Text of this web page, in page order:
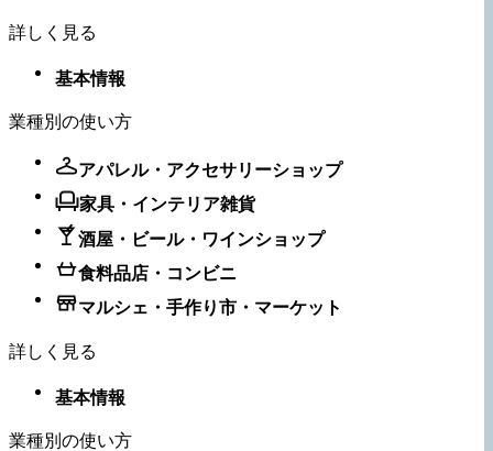
詳しく見る
基本情報
業種別の使い方
アパレル・アクセサリーショップ
家具・インテリア雑貨
酒屋・ビール・ワインショップ
食料品店・コンビニ
マルシェ・手作り市・マーケット
詳しく見る
基本情報
業種別の使い方